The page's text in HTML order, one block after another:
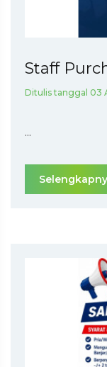
Staff
Ditulis tanggal 03
...